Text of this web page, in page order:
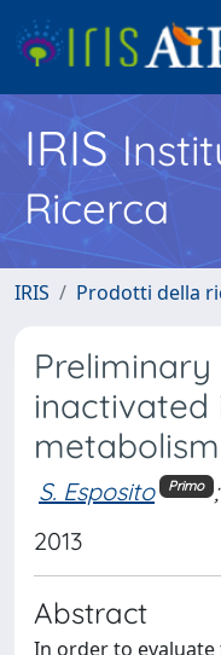
IRIS
Ricerca
IRIS Prodotti della
inactivated
S. Esposito Primo ;
2013
Abstract
In order to